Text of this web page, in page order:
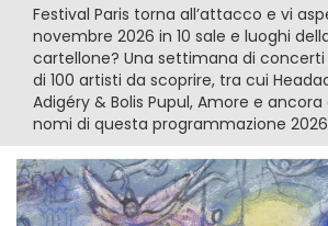
Festival Paris torna all’attacco e vi
novembre 2026 in 10 sale e luoghi
cartellone? Una settimana di
di 100 artisti da scoprire, tra cui
Adigéry & Bolis Pupul, Amore e ancora
nomi di questa programmazione